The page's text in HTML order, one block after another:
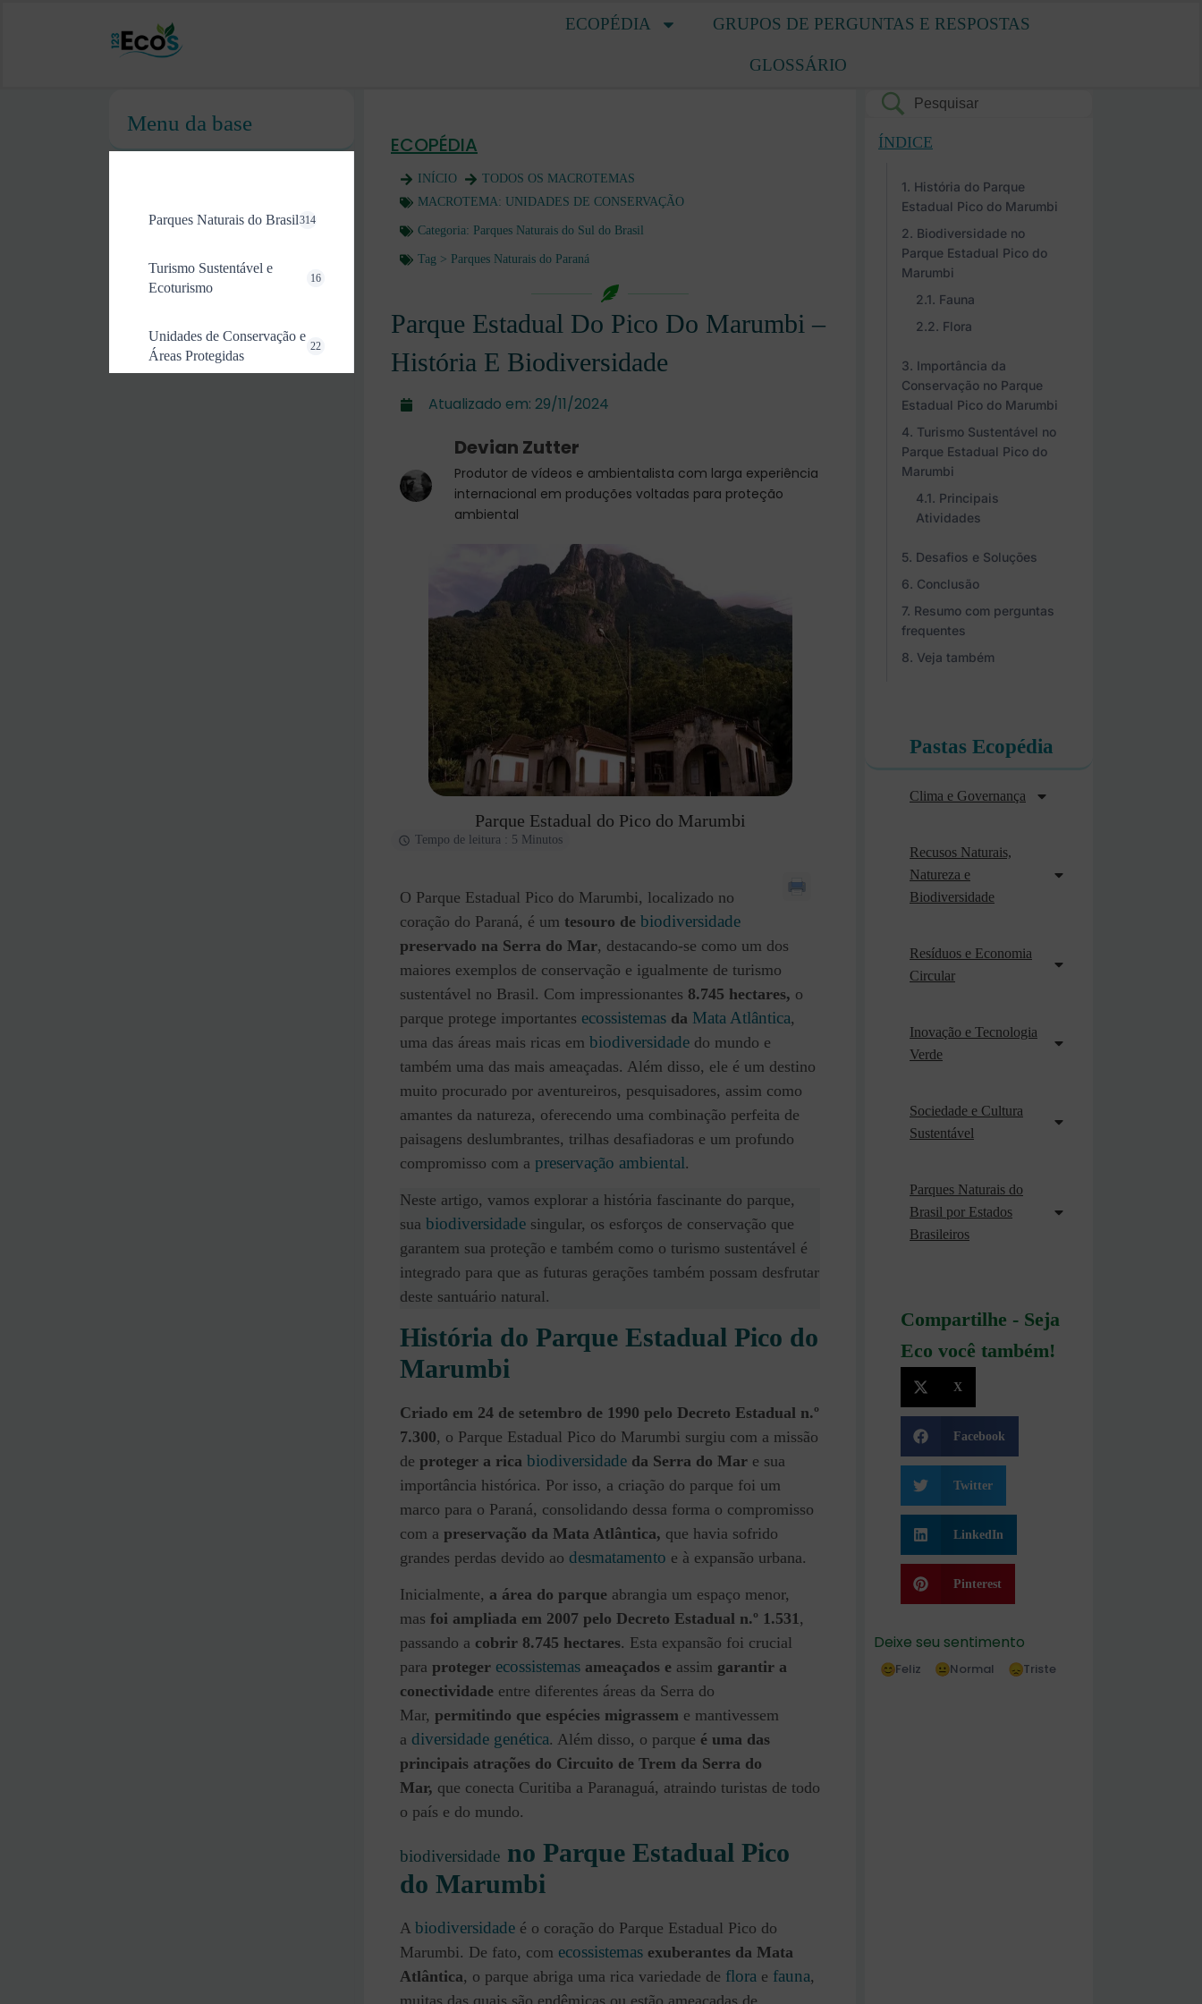
ECOPÉDIA GRUPOS DE PERGUNTAS E RESPOSTAS
GLOSSÁRIO
Menu da base
Parques Naturais do Brasil314
Turismo Sustentável e
Ecoturismo
16
Unidades de Conservação e
Áreas Protegidas
22
ECOPÉDIA
INÍCIO
TODOS OS MACROTEMAS
MACROTEMA: UNIDADES DE CONSERVAÇÃO
Categoria: Parques Naturais do Sul do Brasil
Tag > Parques Naturais do Paraná
Parque Estadual Do Pico Do Marumbi –
História E Biodiversidade
Atualizado em: 29/11/2024
Devian Zutter
Produtor de vídeos e ambientalista com larga experiência
internacional em produções voltadas para proteção
ambiental
Parque Estadual do Pico do Marumbi
Tempo de leitura : 5 Minutos
O Parque Estadual Pico do Marumbi, localizado no
coração do Paraná, é um tesouro de biodiversidade
preservado na Serra do Mar, destacando-se como um dos
maiores exemplos de conservação e igualmente de turismo
sustentável no Brasil. Com impressionantes 8.745 hectares, o
parque protege importantes ecossistemas da Mata Atlântica,
uma das áreas mais ricas em biodiversidade do mundo e
também uma das mais ameaçadas. Além disso, ele é um destino
muito procurado por aventureiros, pesquisadores, assim como
amantes da natureza, oferecendo uma combinação perfeita de
paisagens deslumbrantes, trilhas desafiadoras e um profundo
compromisso com a preservação ambiental.
Neste artigo, vamos explorar a história fascinante do parque,
sua biodiversidade singular, os esforços de conservação que
garantem sua proteção e também como o turismo sustentável é
integrado para que as futuras gerações também possam desfrutar
deste santuário natural.
História do Parque Estadual Pico do
Marumbi
Criado em 24 de setembro de 1990 pelo Decreto Estadual n.º
7.300, o Parque Estadual Pico do Marumbi surgiu com a missão
de proteger a rica biodiversidade da Serra do Mar e sua
importância histórica. Por isso, a criação do parque foi um
marco para o Paraná, consolidando dessa forma o compromisso
com a preservação da Mata Atlântica, que havia sofrido
grandes perdas devido ao desmatamento e à expansão urbana.
Inicialmente, a área do parque abrangia um espaço menor,
mas foi ampliada em 2007 pelo Decreto Estadual n.º 1.531,
passando a cobrir 8.745 hectares. Esta expansão foi crucial
para proteger ecossistemas ameaçados e assim garantir a
conectividade entre diferentes áreas da Serra do
Mar, permitindo que espécies migrassem e mantivessem
a diversidade genética. Além disso, o parque é uma das
principais atrações do Circuito de Trem da Serra do
Mar, que conecta Curitiba a Paranaguá, atraindo turistas de todo
o país e do mundo.
biodiversidade no Parque Estadual Pico
do Marumbi
A biodiversidade é o coração do Parque Estadual Pico do
Marumbi. De fato, com ecossistemas exuberantes da Mata
Atlântica, o parque abriga uma rica variedade de flora e fauna,
ÍNDICE
História do Parque
Estadual Pico do Marumbi
Biodiversidade no
Parque Estadual Pico do
Marumbi
Fauna
Flora
Importância da
Conservação no Parque
Estadual Pico do Marumbi
Turismo Sustentável no
Parque Estadual Pico do
Marumbi
Principais
Atividades
Desafios e Soluções
Conclusão
Resumo com perguntas
frequentes
Veja também
Pastas Ecopédia
Clima e Governança
Recusos Naturais,
Natureza e
Biodiversidade
Resíduos e Economia
Circular
Inovação e Tecnologia
Verde
Sociedade e Cultura
Sustentável
Parques Naturais do
Brasil por Estados
Brasileiros
Compartilhe - Seja
Eco você também!
X
Facebook
Twitter
LinkedIn
Pinterest
Deixe seu sentimento
Feliz Normal Triste